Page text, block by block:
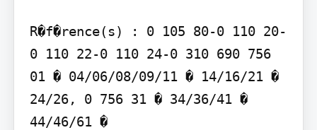
R�f�rence(s) : 0 105 80-0 110 20-
0 110 22-0 110 24-0 310 690 756
01 � 04/06/08/09/11 � 14/16/21 �
24/26, 0 756 31 � 34/36/41 �
44/46/61 �